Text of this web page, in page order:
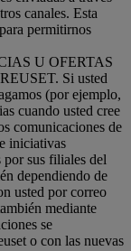
canales. Esta
permitirnos
U OFERTAS
Si usted
(por ejemplo,
cuando usted cree
comunicaciones de
iniciativas
sus filiales del
dependiendo de
usted por correo
mediante
se
o con las nuevas